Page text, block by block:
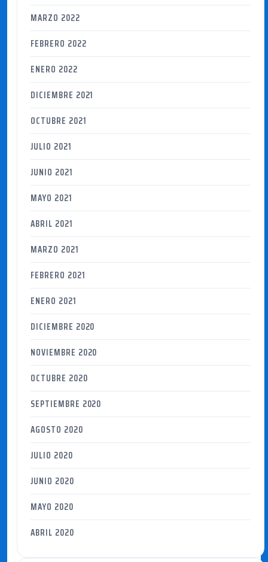
MARZO 2022
FEBRERO 2022
ENERO 2022
DICIEMBRE 2021
OCTUBRE 2021
JULIO 2021
JUNIO 2021
MAYO 2021
ABRIL 2021
MARZO 2021
FEBRERO 2021
ENERO 2021
DICIEMBRE 2020
NOVIEMBRE 2020
OCTUBRE 2020
SEPTIEMBRE 2020
AGOSTO 2020
JULIO 2020
JUNIO 2020
MAYO 2020
ABRIL 2020